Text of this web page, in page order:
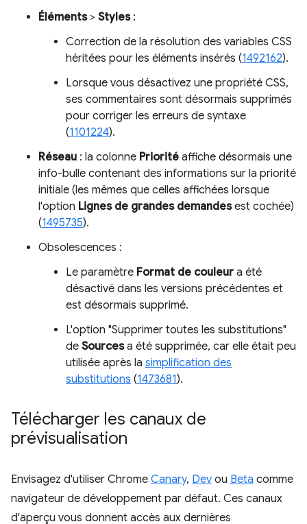
Éléments> Styles:
Correction de la résolution des variables CSS
héritées pour les éléments insérés (1492162).
Lorsque vous désactivez une propriété CSS,
ses commentaires sont désormais supprimés
pour corriger les erreurs de syntaxe
(1101224).
Réseau : la colonne Priorité affiche désormais une
info-bulle contenant des informations sur la priorité
initiale (les mêmes que celles affichées lorsque
l'option Lignes de grandes demandesest cochée)
(1495735).
Obsolescences :
Le paramètre Format de couleur a été
désactivé dans les versions précédentes et
est désormais supprimé.
L'option "Supprimer toutes les substitutions"
de Sourcesa été supprimée, car elle était peu
utilisée après la simplification des
substitutions (1473681).
Télécharger les canaux de
prévisualisation
Envisagez d'utiliser Chrome Canary, Dev ou Beta comme
navigateur de développement par défaut. Ces canaux
d'aperçu vous donnent accès aux dernières